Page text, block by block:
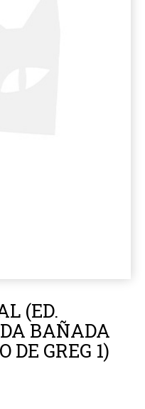
(ED.
BAÑADA
DE GREG 1)